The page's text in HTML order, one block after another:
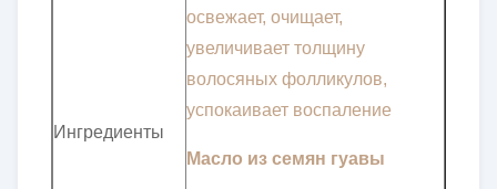
Ингредиенты
освежает, очищает,
увеличивает толщину
волосяных фолликулов,
успокаивает воспаление
Масло из семян гуавы